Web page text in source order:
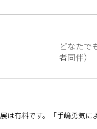
どなたで
者同伴）
は有料です。「手嶋勇気に